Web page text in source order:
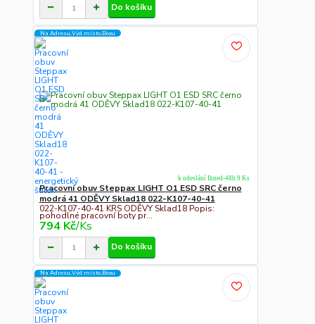
Do košíku
Na Adresu,Výd.místo,Boxu
Pracovní obuv Steppax LIGHT O1 ESD SRC černo
modrá 41 ODĚVY Sklad18 022-K107-40-41
022-K107-40-41 KRS ODĚVY Sklad18 Popis:
pohodlné pracovní boty pr...
794 Kč/Ks
k odeslání Ihned-48h 9 Ks
Do košíku
Na Adresu,Výd.místo,Boxu